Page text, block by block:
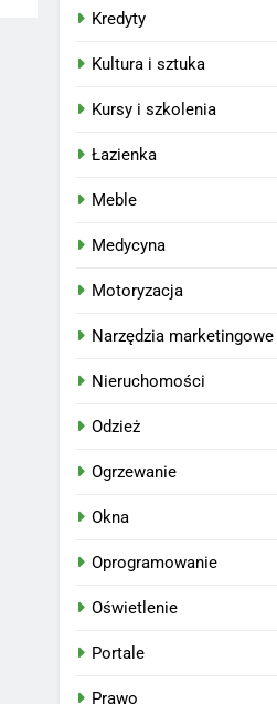
Kredyty
Kultura i sztuka
Kursy i szkolenia
Łazienka
Meble
Medycyna
Motoryzacja
Narzędzia marketingowe
Nieruchomości
Odzież
Ogrzewanie
Okna
Oprogramowanie
Oświetlenie
Portale
Prawo